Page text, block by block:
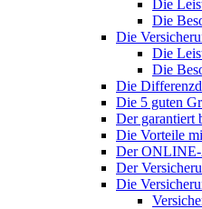
Die
Die
Die
Die
Die
Die
Die 5 guten
Der garantiert
Die Vorteile
Der ONLINE-
Der
Die